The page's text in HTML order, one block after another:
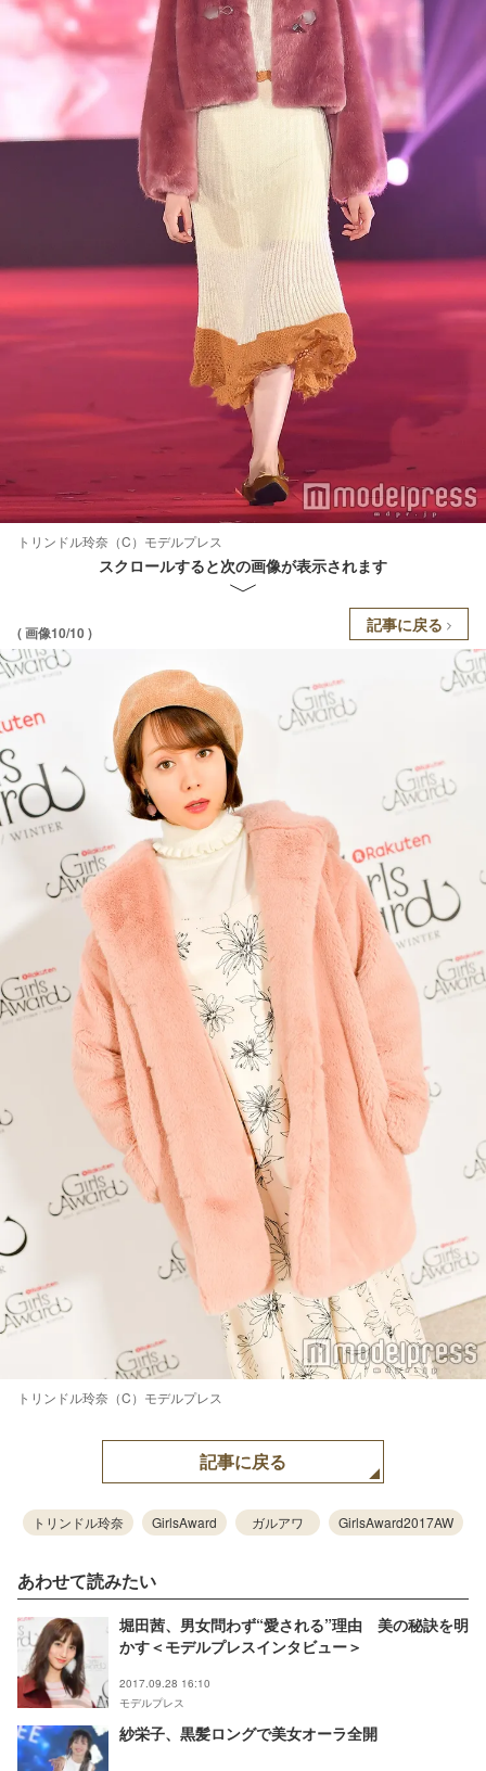
トリンドル玲奈（C）モデルプレス
スクロールすると次の画像が表示されます
( 画像10/10 ) 記事に戻る
トリンドル玲奈（C）モデルプレス
記事に戻る
トリンドル玲奈 GirlsAward ガルアワ GirlsAward2017AW
あわせて読みたい
堀田茜、男女問わず“愛される”理由 美の秘訣を明
かす＜モデルプレスインタビュー＞
2017.09.28 16:10
モデルプレス
紗栄子、黒髪ロングで美女オーラ全開